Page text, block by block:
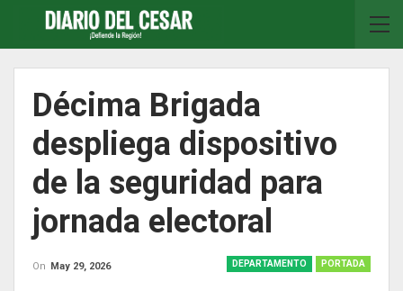
Décima Brigada
despliega dispositivo
de la seguridad para
jornada electoral
DEPARTAMENTO PORTADA
On May 29, 2026